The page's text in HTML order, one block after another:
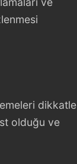
dikkatle
olduğu ve